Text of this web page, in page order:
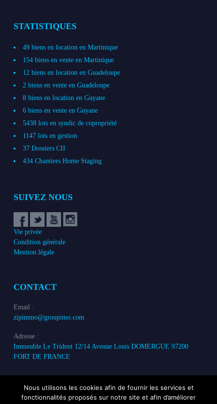
STATISTIQUES
49 biens en location en Martinique
154 biens en vente en Martinique
12 biens en location en Guadeloupe
2 biens en vente en Guadeloupe
8 biens en location en Guyane
6 biens en vente en Guyane
5438 lots en syndic de copropriété
1147 lots en gestion
37 Dossiers CII
434 Chantiers Home Staging
SUIVEZ NOUS
Vie privée
Condition générale
Mention légale
CONTACT
Email :
zipimmo@groupimo.com
Adresse :
Immeuble Le Trident 12/14 Avenue Louis DOMERGUE 97200
FORT DE FRANCE
Nous utilisons les cookies afin de fournir les services et
fonctionnalités proposés sur notre site et afin d’améliorer